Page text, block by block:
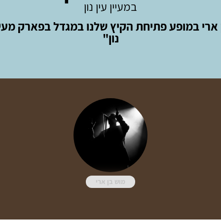
במעיין עין נון
ארי במופע פתיחת הקיץ שלנו במגדל בפארק
נון"
מוש בן ארי